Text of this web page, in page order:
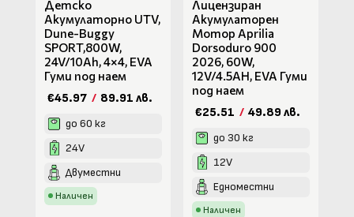
Детско
Акумулаторно UTV,
Dune-Buggy
SPORT,800W,
24V/10Ah, 4×4, EVA
Гуми под наем
€45.97 / 89.91 лв.
до 60 кг
24V
Двуместни
Наличен
Лицензиран
Акумулаторен
Мотор Aprilia
Dorsoduro 900
2026, 60W,
12V/4.5AH, EVA Гуми
под наем
€25.51 / 49.89 лв.
до 30 кг
12V
Едноместни
Наличен